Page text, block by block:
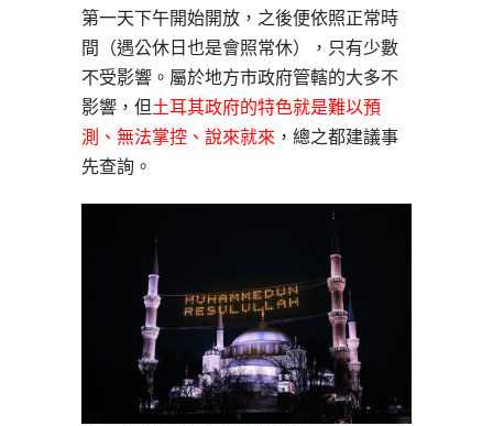
第一天下午開始開放，之後便依照正常時
間（遇公休日也是會照常休），只有少數
不受影響。屬於地方市政府管轄的大多不
影響，但土耳其政府的特色就是難以預
測、無法掌控、說來就來 ，總之都建議事
先查詢。